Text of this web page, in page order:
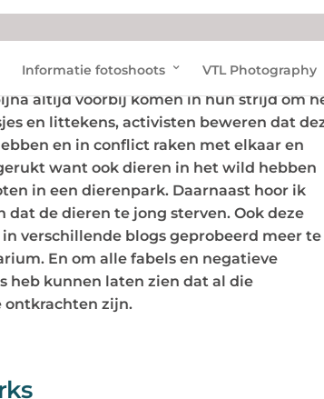
Informatie fotoshoots VTL Photography
Dolfinarium. Dit keer wil ik het hebben
altijd voorbij komen in hun strijd om
en littekens, activisten beweren dat
en in conflict raken met elkaar en
want ook dieren in het wild hebben
in een dierenpark. Daarnaast hoor ik
de dieren te jong sterven. Ook deze
verschillende blogs geprobeerd meer te
En om alle fabels en negatieve
heb kunnen laten zien dat al die
ontkrachten zijn.